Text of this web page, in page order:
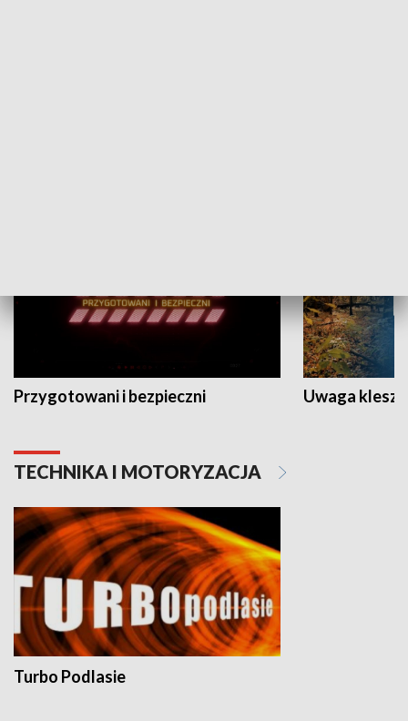
Przygotowani i bezpieczni Uwaga
TECHNIKA I MOTORYZACJA
Turbo Podlasie